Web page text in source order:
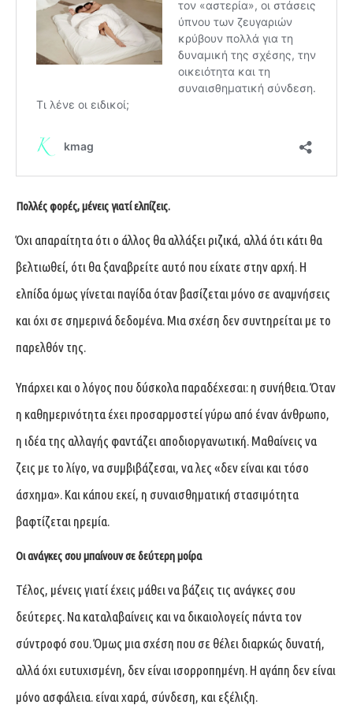
Πολλές φορές, μένεις γιατί ελπίζεις.
Όχι απαραίτητα ότι ο άλλος θα αλλάξει ριζικά, αλλά ότι κάτι θα
βελτιωθεί, ότι θα ξαναβρείτε αυτό που είχατε στην αρχή. Η
ελπίδα όμως γίνεται παγίδα όταν βασίζεται μόνο σε αναμνήσεις
και όχι σε σημερινά δεδομένα. Μια σχέση δεν συντηρείται με το
παρελθόν της.
Υπάρχει και ο λόγος που δύσκολα παραδέχεσαι: η συνήθεια. Όταν
η καθημερινότητα έχει προσαρμοστεί γύρω από έναν άνθρωπο,
η ιδέα της αλλαγής φαντάζει αποδιοργανωτική. Μαθαίνεις να
ζεις με το λίγο, να συμβιβάζεσαι, να λες «δεν είναι και τόσο
άσχημα». Και κάπου εκεί, η συναισθηματική στασιμότητα
βαφτίζεται ηρεμία.
Οι ανάγκες σου μπαίνουν σε δεύτερη μοίρα
Τέλος, μένεις γιατί έχεις μάθει να βάζεις τις ανάγκες σου
δεύτερες. Να καταλαβαίνεις και να δικαιολογείς πάντα τον
σύντροφό σου. Όμως μια σχέση που σε θέλει διαρκώς δυνατή,
αλλά όχι ευτυχισμένη, δεν είναι ισορροπημένη. Η αγάπη δεν είναι
μόνο ασφάλεια. είναι χαρά, σύνδεση, και εξέλιξη.